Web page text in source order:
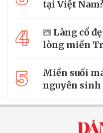
tại Việt Nam?
4
Làng cổ
lòng miền
5
Miền suối
nguyên sinh